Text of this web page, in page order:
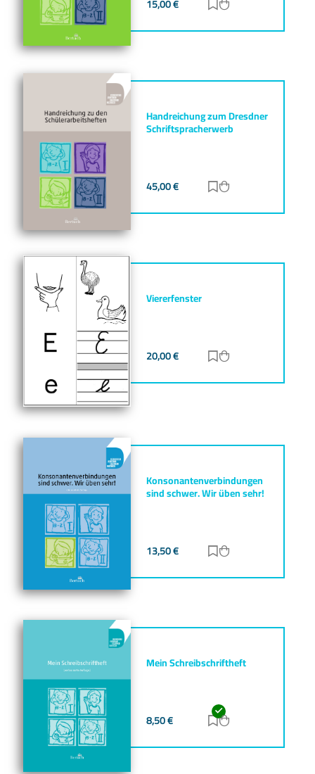
15,00€ Zur Merkliste
Handreichung zum Dresdner
Schriftspracherwerb
45,00€ Zur Merkliste
Viererfenster
20,00€ Zur Merkliste
Konsonantenverbindungen
sind schwer. Wir üben sehr!
13,50€ Zur Merkliste
Mein Schreibschriftheft
8,50€ Zur Merkliste